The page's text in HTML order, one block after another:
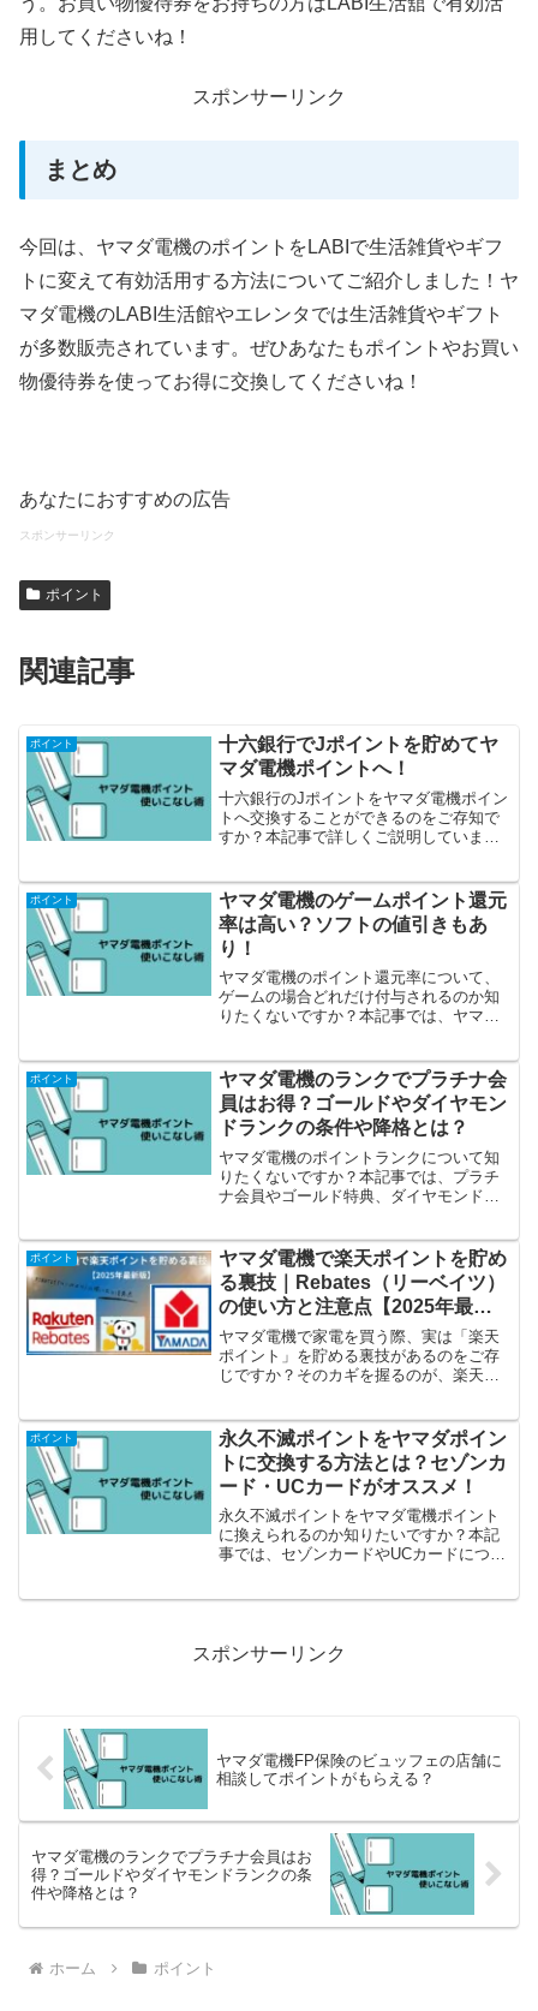
用してくださいね！
スポンサーリンク
まとめ
今回は、ヤマダ電機のポイントをLABIで生活雑貨やギフ
トに変えて有効活用する方法についてご紹介しました！ヤ
マダ電機のLABI生活館やエレンタでは生活雑貨やギフト
が多数販売されています。ぜひあなたもポイントやお買い
物優待券を使ってお得に交換してくださいね！
あなたにおすすめの広告
スポンサーリンク
ポイント
関連記事
ポイント
十六銀行でJポイントを貯めてヤ
マダ電機ポイントへ！
十六銀行のJポイントをヤマダ電機ポイン
トへ交換することができるのをご存知で
すか？本記事で詳しくご説明しています
ポイント
ヤマダ電機のゲームポイント還元
率は高い？ソフトの値引きもあ
り！
ヤマダ電機のポイント還元率について、
ゲームの場合どれだけ付与されるのか知
りたくないですか？本記事では、ヤマダ
ポイント
ヤマダ電機のランクでプラチナ会
員はお得？ゴールドやダイヤモン
ドランクの条件や降格とは？
ヤマダ電機のポイントランクについて知
りたくないですか？本記事では、プラチ
ナ会員やゴールド特典、ダイヤモンドラ
と思います。
ポイント
ヤマダ電機で楽天ポイントを貯め
る裏技｜Rebates（リーベイツ）
の使い方と注意点【2025年最新
版】
ヤマダ電機で家電を買う際、実は「楽天
ポイント」を貯める裏技があるのをご存
じですか？そのカギを握るのが、楽天公
ブコムで買い物をする前に、リーベイツ
を経由するだけでヤマダポイント＋楽天
ポイントのW獲得が可能に！この記事で
は、ヤマダ電機で楽天ポイントを貯める
最強の裏技と、注意点をわかりやすく解
説します。実際に使うと「えっ、これだ
けで？」と驚くほどお得になりますよ！
ポイント
永久不滅ポイントをヤマダポイン
トに交換する方法とは？セゾンカ
ード・UCカードがオススメ！
永久不滅ポイントをヤマダ電機ポイント
に換えられるのか知りたいですか？本記
事では、セゾンカードやUCカードについ
スポンサーリンク
ヤマダ電機FP保険のビュッフェの店舗に
相談してポイントがもらえる？
ヤマダ電機のランクでプラチナ会員はお
得？ゴールドやダイヤモンドランクの条
件や降格とは？
ホーム ポイント